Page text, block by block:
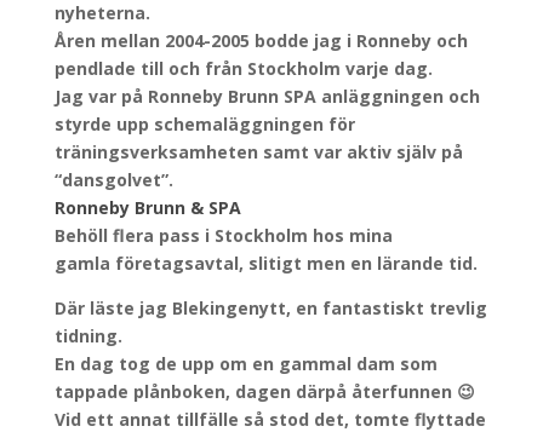
nyheterna.
Åren mellan 2004-2005 bodde jag i Ronneby och
pendlade till och från Stockholm varje dag.
Jag var på Ronneby Brunn SPA anläggningen och
styrde upp schemaläggningen för
träningsverksamheten samt var aktiv själv på
“dansgolvet”.
Ronneby Brunn & SPA
Behöll flera pass i Stockholm hos mina
gamla företagsavtal, slitigt men en lärande tid.
Där läste jag Blekingenytt, en fantastiskt trevlig
tidning.
En dag tog de upp om en gammal dam som
tappade plånboken, dagen därpå återfunnen 😉
Vid ett annat tillfälle så stod det, tomte flyttade